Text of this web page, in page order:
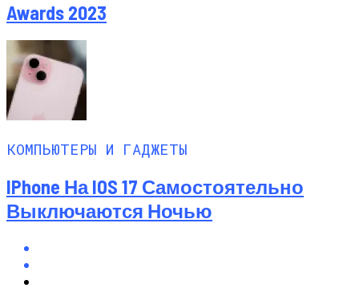
Awards 2023
КОМПЬЮТЕРЫ И ГАДЖЕТЫ
IPhone На IOS 17 Самостоятельно
Выключаются Ночью